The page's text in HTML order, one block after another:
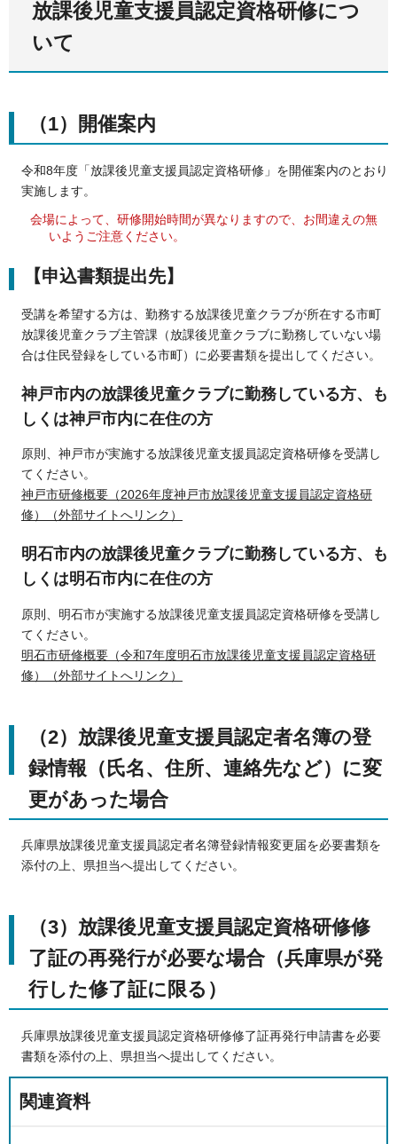
放課後児童支援員認定資格研修につ
いて
（1）開催案内
令和8年度「放課後児童支援員認定資格研修」を開催案内のとおり
実施します。
会場によって、研修開始時間が異なりますので、お間違えの無
いようご注意ください。
【申込書類提出先】
受講を希望する方は、勤務する放課後児童クラブが所在する市町
放課後児童クラブ主管課（放課後児童クラブに勤務していない場
合は住民登録をしている市町）に必要書類を提出してください。
神戸市内の放課後児童クラブに勤務している方、も
しくは神戸市内に在住の方
原則、神戸市が実施する放課後児童支援員認定資格研修を受講し
てください。
神戸市研修概要（2026年度神戸市放課後児童支援員認定資格研
修）（外部サイトへリンク）
明石市内の放課後児童クラブに勤務している方、も
しくは明石市内に在住の方
原則、明石市が実施する放課後児童支援員認定資格研修を受講し
てください。
明石市研修概要（令和7年度明石市放課後児童支援員認定資格研
修）（外部サイトへリンク）
（2）放課後児童支援員認定者名簿の登
録情報（氏名、住所、連絡先など）に変
更があった場合
兵庫県放課後児童支援員認定者名簿登録情報変更届を必要書類を
添付の上、県担当へ提出してください。
（3）放課後児童支援員認定資格研修修
了証の再発行が必要な場合（兵庫県が発
行した修了証に限る）
兵庫県放課後児童支援員認定資格研修修了証再発行申請書を必要
書類を添付の上、県担当へ提出してください。
関連資料